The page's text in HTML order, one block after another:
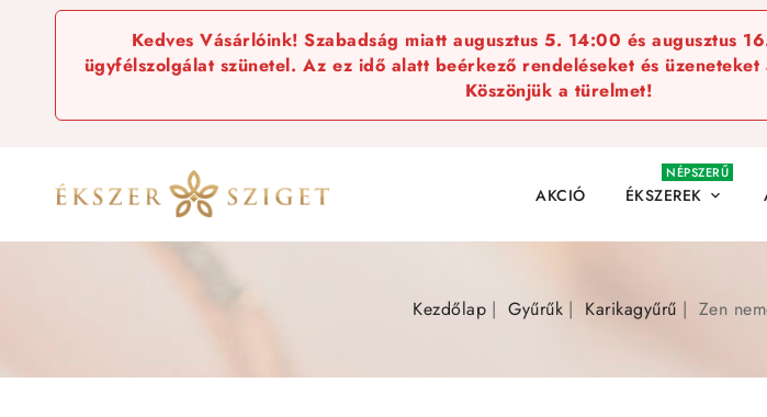
Kedves Vásárlóink! Szabadság miatt augusztus 5. 14:00 és augusztus
ügyfélszolgálat szünetel. Az ez idő alatt beérkező rendeléseket és
Köszönjük a türelmet!
AKCIÓ ÉKSZEREK 
NÉPSZERŰ
Kezdőlap Gyűrűk Karikagyűrű Zen